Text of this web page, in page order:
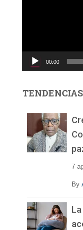
c
d
00:00
TENDENCIAS
7
By